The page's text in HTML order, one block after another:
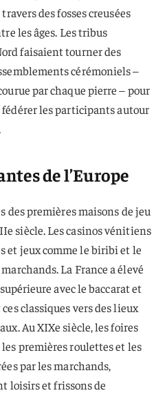
des fosses creusées
les âges. Les tribus
faisaient tourner des
cérémoniels –
par chaque pierre – pour
les participants autour
de l’Europe
des premières maisons de jeu
siècle. Les casinos vénitiens
et jeux comme le biribi et le
La France a élevé
avec le baccarat et
classiques vers des lieux
Au XIXe siècle, les foires
premières roulettes et les
par les marchands,
loisirs et frissons de